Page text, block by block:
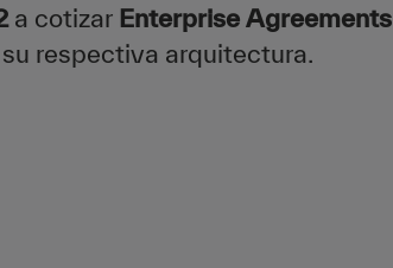
a cotizar Enterprise Agreements
respectiva arquitectura.